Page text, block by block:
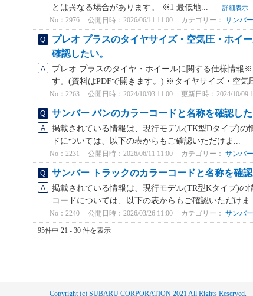
とは異なる場合があります。 ※1 最低地...
詳細表示
No：2976 公開日時：2026/06/11 11:00 カテゴリー： サンバ
プレオ プラスのタイヤサイズ・空気圧・ホイ
確認したい。
プレオ プラスのタイヤ・ホイールに関する仕様情報
す。(資料はPDFで開きます。) ※タイヤサイズ・空気
No：2263 公開日時：2024/10/03 11:00 更新日時：2024/10/09
サンバー バンのカラーコードと名称を確認した
掲載されている情報は、現行モデル(TK型Dタイプ)
ドについては、以下の表からもご確認いただけま...
No：2231 公開日時：2026/06/11 11:00 カテゴリー： サンバ
サンバー トラックのカラーコードと名称を確認
掲載されている情報は、現行モデル(TR型Kタイプ)の
コードについては、以下の表からもご確認いただけま
No：2240 公開日時：2026/03/26 11:00 カテゴリー： サンバ
95件中 21 - 30 件を表示
Copyright (c) SUBARU CORPORATION 2021 All Rights Reserved.